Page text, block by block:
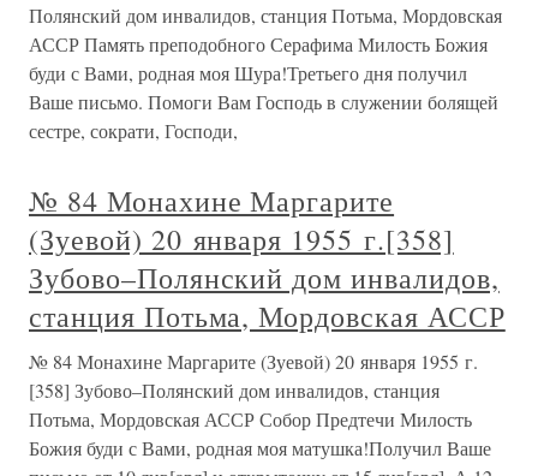
Полянский дом инвалидов, станция Потьма, Мордовская
АССР Память преподобного Серафима Милость Божия
буди с Вами, родная моя Шура!Третьего дня получил
Ваше письмо. Помоги Вам Господь в служении болящей
сестре, сократи, Господи,
№ 84 Монахине Маргарите
(Зуевой) 20 января 1955 г.[358]
Зубово–Полянский дом инвалидов,
станция Потьма, Мордовская АССР
№ 84 Монахине Маргарите (Зуевой) 20 января 1955 г.
[358] Зубово–Полянский дом инвалидов, станция
Потьма, Мордовская АССР Собор Предтечи Милость
Божия буди с Вами, родная моя матушка!Получил Ваше